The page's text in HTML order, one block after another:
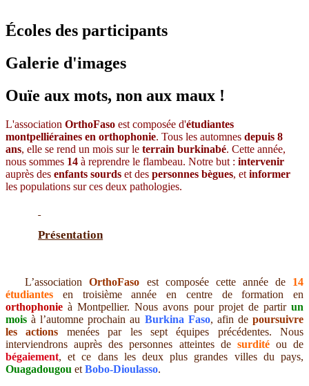
Écoles des participants
Galerie d'images
Ouïe aux mots, non aux maux !
L'association OrthoFaso est composée d'étudiantes
montpelliéraines en orthophonie. Tous les automnes depuis 8
ans, elle se rend un mois sur le terrain burkinabé. Cette année,
nous sommes 14 à reprendre le flambeau. Notre but : intervenir
auprès des enfants sourds et des personnes bègues, etinformer
les populations sur ces deux pathologies.
Présentation
L’association OrthoFaso est composée cette année de 14
étudiantes en troisième année en centre de formation en
orthophonie à Montpellier. Nous avons pour projet de partirun
mois à l’automne prochain au Burkina Faso, afin depoursuivre
les actions
menées par les sept équipes précédentes. Nous
interviendrons auprès des personnes atteintes de surdité ou de
bégaiement, et ce dans les deux plus grandes villes du pays,
Ouagadougou etBobo-Dioulasso.